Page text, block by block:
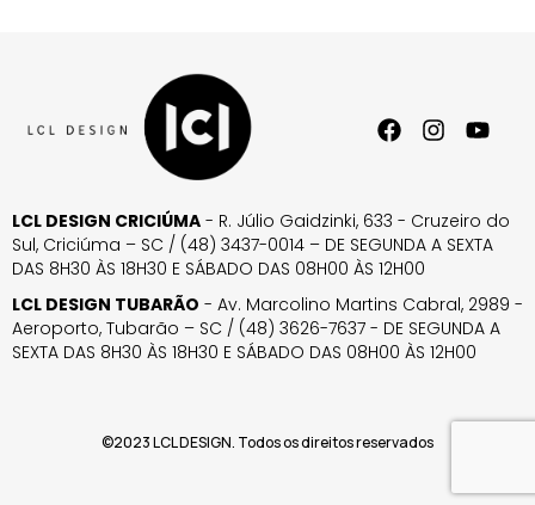
LCL DESIGN CRICIÚMA - R. Júlio Gaidzinki, 633 - Cruzeiro do
Sul, Criciúma – SC / (48) 3437-0014 – DE SEGUNDA A SEXTA
DAS 8H30 ÀS 18H30 E SÁBADO DAS 08H00 ÀS 12H00
LCL DESIGN TUBARÃO - Av. Marcolino Martins Cabral, 2989 -
Aeroporto, Tubarão – SC / (48) 3626-7637 - DE SEGUNDA A
SEXTA DAS 8H30 ÀS 18H30 E SÁBADO DAS 08H00 ÀS 12H00
©2023 LCL DESIGN. Todos os direitos reservados